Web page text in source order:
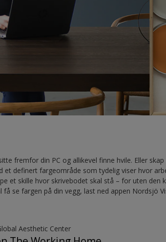
fremfor din PC og allikevel finne hvile. Eller
et definert fargeområde som tydelig viser hvor
et skille hvor skrivebodet skal stå – for uten den
få se fargen på din vegg, last ned appen Nordsjö
Aesthetic Center